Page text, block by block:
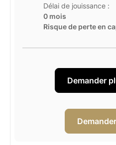
Délai de jouissance :
0 mois
Risque de perte en
Demander